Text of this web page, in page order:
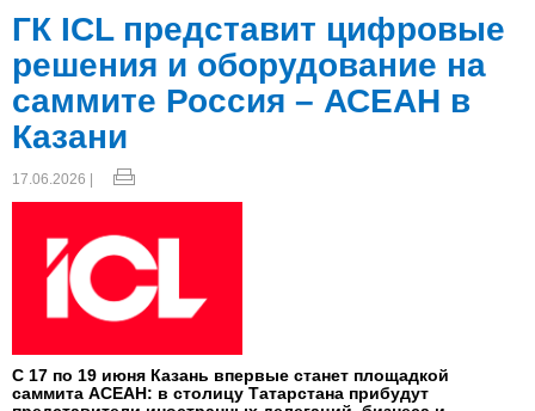
ГК ICL представит цифровые
решения и оборудование на
саммите Россия – АСЕАН в
Казани
17.06.2026 |
С 17 по 19 июня Казань впервые станет площадкой
саммита АСЕАН: в столицу Татарстана прибудут